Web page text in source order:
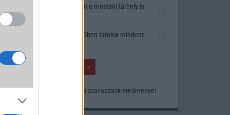
Nem, nekem a mostani tárhely is
Inkább felhőben tárolok mindent
Korábbi szavazások eredményei